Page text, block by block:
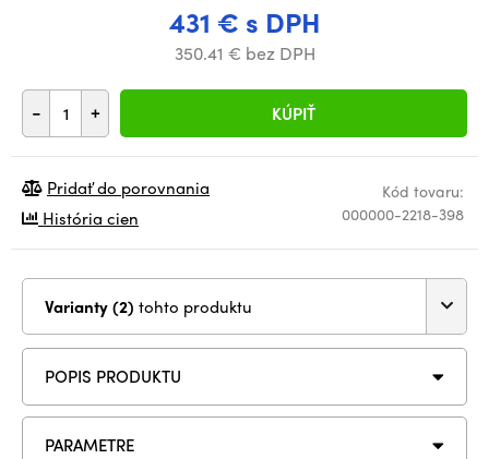
431 € s DPH
350.41 € bez DPH
- + KÚPIŤ
Kód tovaru:
000000-2218-398
Pridať do porovnania
História cien
Varianty (2) tohto produktu
POPIS PRODUKTU
PARAMETRE